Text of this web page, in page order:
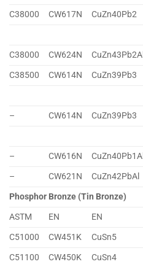
C38000 CW617N CuZn40Pb2
C38000 CW624N CuZn43Pb2Al
C38500
CW614N CuZn39Pb3
– CW614N CuZn39Pb3
– CW616N CuZn40Pb1Al
–
CW621N CuZn42PbAl
Phosphor Bronze (Tin Bronze)
ASTM
EN EN
C51000
CW451K CuSn5
C51100
CW450K CuSn4